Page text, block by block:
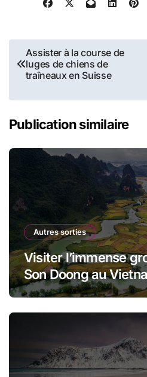
Navigation
de
Assister à la course de
luges de chiens de
traîneaux en Suisse
Publication similaire
Autres sorties
Visiter l’immense
Son Doong au